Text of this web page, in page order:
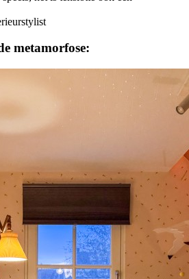
metamorfose: